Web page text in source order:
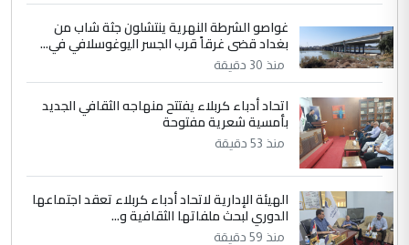
زوجتي أيضا بكالوريوس سكني بغداد أرغب في
إكمال دراستي داخل ...
الموضوع :
السعودية توافق على الاستمرار في
إعطاء 100 منحة دراسية للطلبة العراقيين في
جامعاتها سنويا
عبد الأمير جاسم هليل
نتشرف بلقاء السيد احمد الصافي في العتبات
الحسنية لزرع ...
غواصو الشرطة النهرية ينتشلون جثة شاب من
بغداد قضى غرقاً قرب الجسر اليوغوسلافي في...
منذ 30 دقيقة
اتحاد أدباء كربلاء يفتتح منهاجه الثقافي الجديد
بأمسية شعرية مفتوحة
منذ 53 دقيقة
الهيئة الإدارية لاتحاد أدباء كربلاء تعقد اجتماعها
الدوري لبحث ملفاتها الثقافية و...
منذ 59 دقيقة